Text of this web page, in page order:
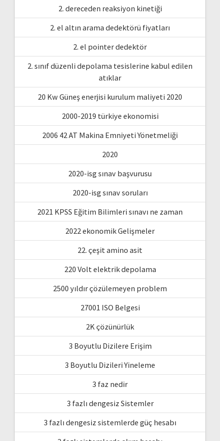
2. dereceden reaksiyon kinetiği
2. el altın arama dedektörü fiyatları
2. el pointer dedektör
2. sınıf düzenli depolama tesislerine kabul edilen
atıklar
20 Kw Güneş enerjisi kurulum maliyeti 2020
2000-2019 türkiye ekonomisi
2006 42 AT Makina Emniyeti Yönetmeliği
2020
2020-isg sınav başvurusu
2020-isg sınav soruları
2021 KPSS Eğitim Bilimleri sınavı ne zaman
2022 ekonomik Gelişmeler
22. çeşit amino asit
220 Volt elektrik depolama
2500 yıldır çözülemeyen problem
27001 ISO Belgesi
2K çözünürlük
3 Boyutlu Dizilere Erişim
3 Boyutlu Dizileri Yineleme
3 faz nedir
3 fazlı dengesiz Sistemler
3 fazlı dengesiz sistemlerde güç hesabı